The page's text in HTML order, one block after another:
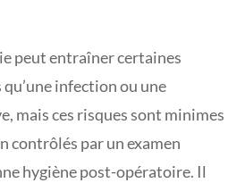
peut entraîner certaines
infection ou une
mais ces risques sont minimes
contrôlés par un examen
hygiène post-opératoire. Il